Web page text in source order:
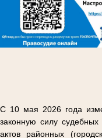
С 10 мая 2026 года
законную силу
актов районных